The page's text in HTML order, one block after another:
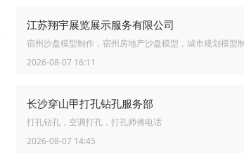
江苏翔宇展览展示服务有限公司
宿州沙盘模型制作，宿州房地产沙盘模型，城市规划模型
2026-08-07 16:11
长沙穿山甲打孔钻孔服务部
打孔钻孔，空调打孔，打孔师傅电话
2026-08-07 14:45